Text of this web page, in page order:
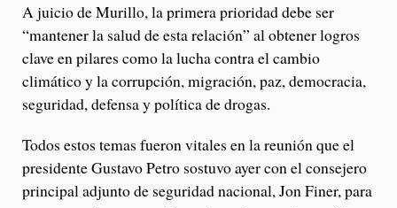
A juicio de Murillo, la primera prioridad debe ser
“mantener la salud de esta relación” al obtener logros
clave en pilares como la lucha contra el cambio
climático y la corrupción, migración, paz, democracia,
seguridad, defensa y política de drogas.
Todos estos temas fueron vitales en la reunión que el
presidente Gustavo Petro sostuvo ayer con el consejero
principal adjunto de seguridad nacional, Jon Finer, para